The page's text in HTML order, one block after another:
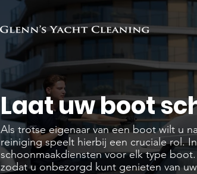
Laat uw boot
Als trotse eigenaar van een boot wilt u
reiniging speelt hierbij een cruciale rol.
schoonmaakdiensten voor elk type
zodat u onbezorgd kunt genieten van